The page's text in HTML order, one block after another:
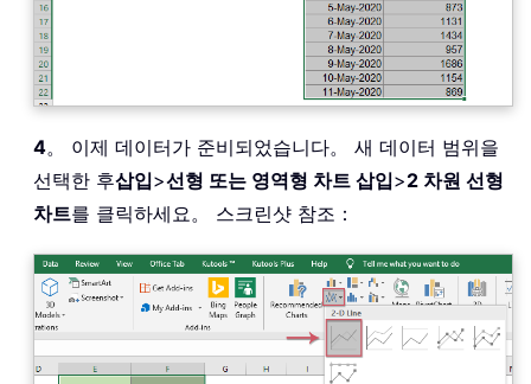
4。 이제 데이터가 준비되었습니다。 새 데이터 범위을
선택한 후삽입>선형 또는 영역형 차트 삽입>2 차원 선형
차트를 클릭하세요。 스크린샷 참조：